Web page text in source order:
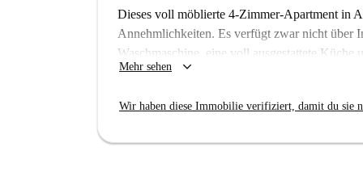
Dieses voll möblierte 4-Zimmer-Apartment in
Annehmlichkeiten. Es verfügt zwar nicht über
Waschmaschine, eine voll ausgestattete Küche
ist barrierefrei zugänglich, verfügt über einen
Rauchen und Haustiere nicht gestattet sind. In
Mehr sehen keyboard_arrow_down
Wir haben diese Immobilie verifiziert, damit du sie